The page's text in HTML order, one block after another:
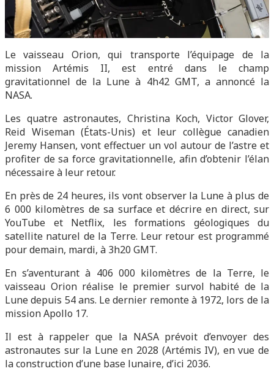
Le vaisseau Orion, qui transporte l’équipage de la
mission Artémis II, est entré dans le champ
gravitationnel de la Lune à 4h42 GMT, a annoncé la
NASA.
Les quatre astronautes, Christina Koch, Victor Glover,
Reid Wiseman (États-Unis) et leur collègue canadien
Jeremy Hansen, vont effectuer un vol autour de l’astre et
profiter de sa force gravitationnelle, afin d’obtenir l’élan
nécessaire à leur retour.
En près de 24 heures, ils vont observer la Lune à plus de
6 000 kilomètres de sa surface et décrire en direct, sur
YouTube et Netflix, les formations géologiques du
satellite naturel de la Terre. Leur retour est programmé
pour demain, mardi, à 3h20 GMT.
En s’aventurant à 406 000 kilomètres de la Terre, le
vaisseau Orion réalise le premier survol habité de la
Lune depuis 54 ans. Le dernier remonte à 1972, lors de la
mission Apollo 17.
Il est à rappeler que la NASA prévoit d’envoyer des
astronautes sur la Lune en 2028 (Artémis IV), en vue de
la construction d’une base lunaire, d’ici 2036.